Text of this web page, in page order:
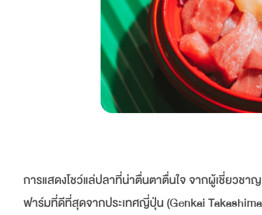
การแสดงโชว์แล่ปลาที่น่าตื่นตาตื่นใจ จากผู้เชี่ยว
ฟาร์มที่ดีที่สุดจากประเทศญี่ปุ่น (Genkai